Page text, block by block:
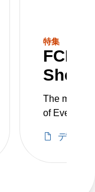
特集
FCM
Shelf
The
of
converters
データ